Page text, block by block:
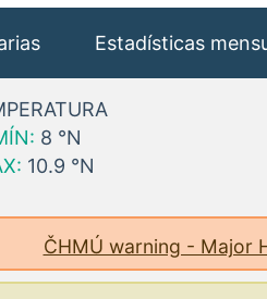
Estadísticas
8 °N
10.9 °N
ČHMÚ warning - Major